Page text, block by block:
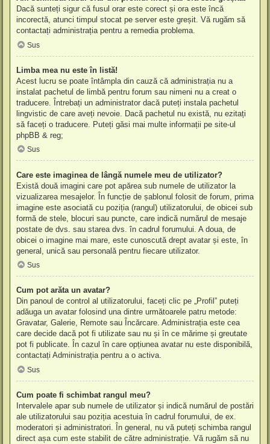
Dacă sunteți sigur că fusul orar este corect și ora este încă
incorectă, atunci timpul stocat pe server este greșit. Vă rugăm să
contactați administrația pentru a remedia problema.
Sus
Limba mea nu este în listă!
Acest lucru se poate întâmpla din cauză că administrația nu a
instalat pachetul de limbă pentru forum sau nimeni nu a creat o
traducere. Întrebați un administrator dacă puteți instala pachetul
lingvistic de care aveți nevoie. Dacă pachetul nu există, nu ezitați
să faceți o traducere. Puteți găsi mai multe informații pe site-ul
phpBB & reg;
Sus
Care este imaginea de lângă numele meu de utilizator?
Există două imagini care pot apărea sub numele de utilizator la
vizualizarea mesajelor. În funcție de șablonul folosit de forum, prima
imagine este asociată cu poziția (rangul) utilizatorului, de obicei sub
formă de stele, blocuri sau puncte, care indică numărul de mesaje
postate de dvs. sau starea dvs. în cadrul forumului. A doua, de
obicei o imagine mai mare, este cunoscută drept avatar și este, în
general, unică sau personală pentru fiecare utilizator.
Sus
Cum pot arăta un avatar?
Din panoul de control al utilizatorului, faceți clic pe „Profil” puteți
adăuga un avatar folosind una dintre următoarele patru metode:
Gravatar, Galerie, Remote sau Încărcare. Administrația este cea
care decide dacă pot fi utilizate sau nu și în ce mărime și greutate
pot fi publicate. În cazul în care opțiunea avatar nu este disponibilă,
contactați Administrația pentru a o activa.
Sus
Cum poate fi schimbat rangul meu?
Intervalele apar sub numele de utilizator și indică numărul de postări
ale utilizatorului sau poziția acestuia în cadrul forumului, de ex.
moderatori și administratori. În general, nu vă puteți schimba rangul
direct așa cum este stabilit de către administrație. Vă rugăm să nu